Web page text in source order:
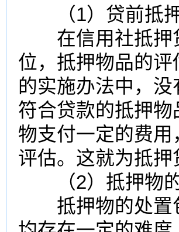
（1）贷前抵押
在信用社抵押
位，抵押物品的
的实施办法中，
符合贷款的抵押
物支付一定的费
评估。这就为抵
（2）抵押物
抵押物的处置